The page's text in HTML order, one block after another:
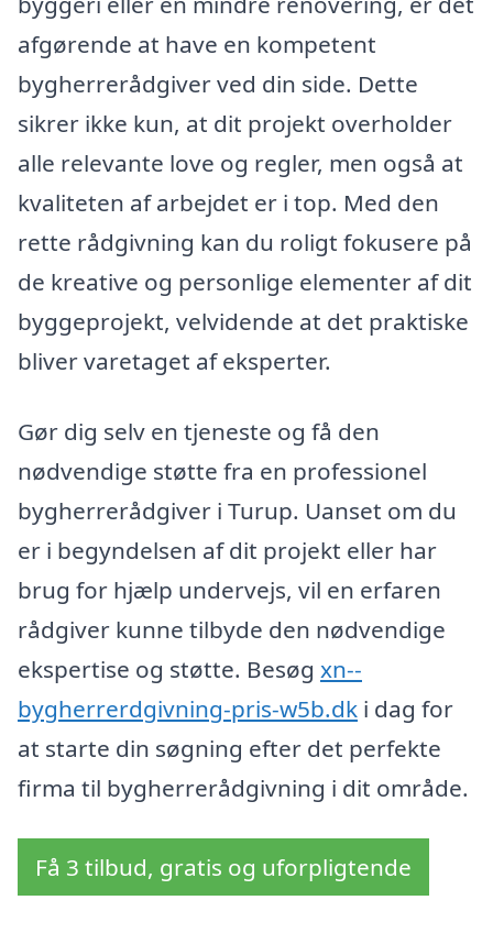
afgørende at have en kompetent
bygherrerådgiver ved din side. Dette
sikrer ikke kun, at dit projekt overholder
alle relevante love og regler, men også at
kvaliteten af arbejdet er i top. Med den
rette rådgivning kan du roligt fokusere på
de kreative og personlige elementer af dit
byggeprojekt, velvidende at det praktiske
bliver varetaget af eksperter.
Gør dig selv en tjeneste og få den
nødvendige støtte fra en professionel
bygherrerådgiver i Turup. Uanset om du
er i begyndelsen af dit projekt eller har
brug for hjælp undervejs, vil en erfaren
rådgiver kunne tilbyde den nødvendige
ekspertise og støtte. Besøg xn--
bygherrerdgivning-pris-w5b.dk i dag for
at starte din søgning efter det perfekte
firma til bygherrerådgivning i dit område.
Få 3 tilbud, gratis og uforpligtende